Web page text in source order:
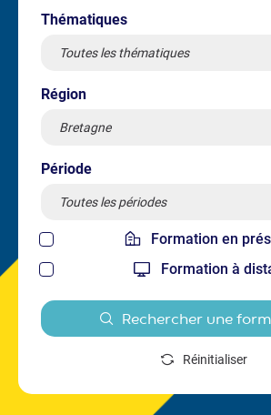
Thématiques
Région
Période
Formation en
Formation à
Réinitialiser
Rechercher une